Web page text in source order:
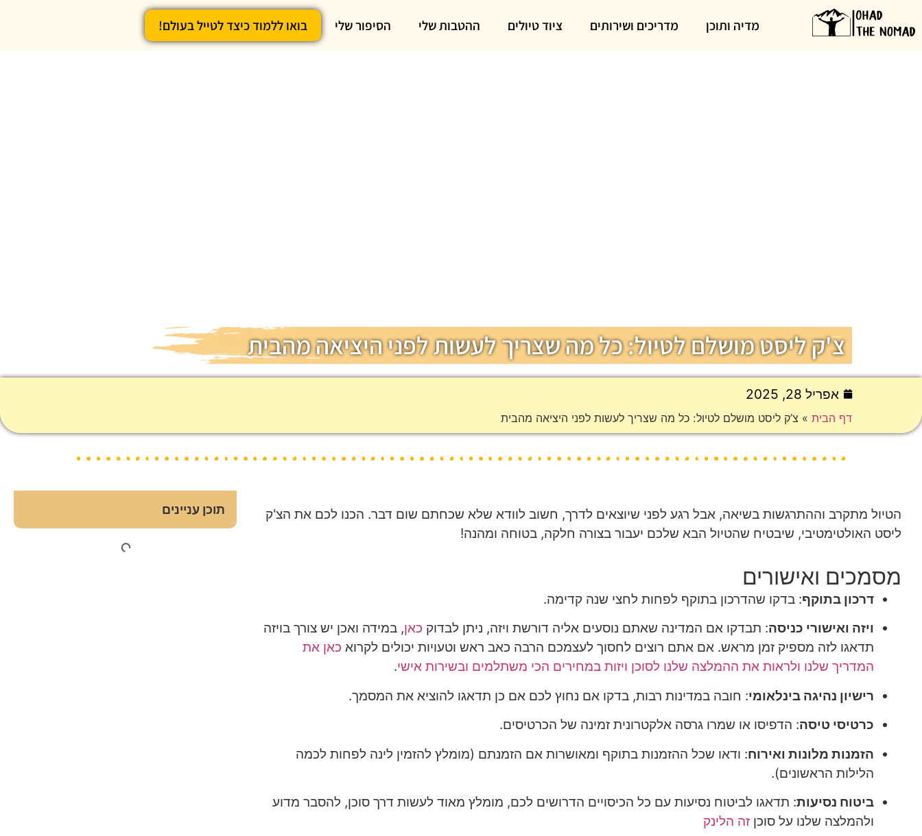
מדיה ותוכן מדריכים ושירותים ציוד טיולים ההטבות שלי הסיפור שלי בואו ללמוד כיצד לטייל בעולם!
צ'ק ליסט מושלם לטיול: כל מה שצריך לעשות לפני היציאה מהבית
אפריל 28, 2025
דף הבית » צ’ק ליסט מושלם לטיול: כל מה שצריך לעשות לפני היציאה מהבית
הטיול מתקרב וההתרגשות בשיאה, אבל רגע לפני שיוצאים לדרך, חשוב לוודא שלא שכחתם שום דבר. הכנו לכם את הצ'ק
ליסט האולטימטיבי, שיבטיח שהטיול הבא שלכם יעבור בצורה חלקה, בטוחה ומהנה!
מסמכים ואישורים
דרכון בתוקף: בדקו שהדרכון בתוקף לפחות לחצי שנה קדימה.
ויזה ואישורי כניסה: תבדקו אם המדינה שאתם נוסעים אליה דורשת ויזה, ניתן לבדוק כאן, במידה ואכן יש צורך בויזה
תדאגו לזה מספיק זמן מראש. אם אתם רוצים לחסוך לעצמכם הרבה כאב ראש וטעויות יכולים לקרוא כאן את
המדריך שלנו ולראות את ההמלצה שלנו לסוכן ויזות במחירים הכי משתלמים ובשירות אישי.
רישיון נהיגה בינלאומי: חובה במדינות רבות, בדקו אם נחוץ לכם אם כן תדאגו להוציא את המסמך.
כרטיסי טיסה: הדפיסו או שמרו גרסה אלקטרונית זמינה של הכרטיסים.
הזמנות מלונות ואירוח: ודאו שכל ההזמנות בתוקף ומאושרות אם הזמנתם (מומלץ להזמין לינה לפחות לכמה
הלילות הראשונים).
ביטוח נסיעות: תדאגו לביטוח נסיעות עם כל הכיסויים הדרושים לכם, מומלץ מאוד לעשות דרך סוכן, להסבר מדוע
ולהמלצה שלנו על סוכן זה הלינק
תוכן עניינים